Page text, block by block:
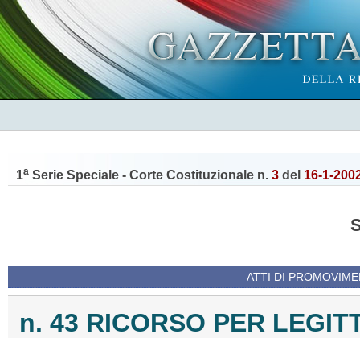
1a Serie Speciale - Corte Costituzionale n. 3 del 16-1-
ATTI DI
n. 43 RICORSO PER